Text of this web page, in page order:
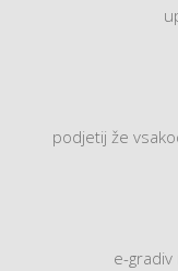
podjetij že
e-